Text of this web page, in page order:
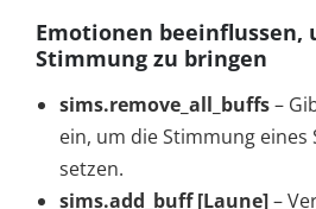
Emotionen beeinflussen,
Stimmung zu bringen
sims.remove_all_buffs–
ein, um die Stimmung eines
setzen.
sims.add_buff [Laune]–